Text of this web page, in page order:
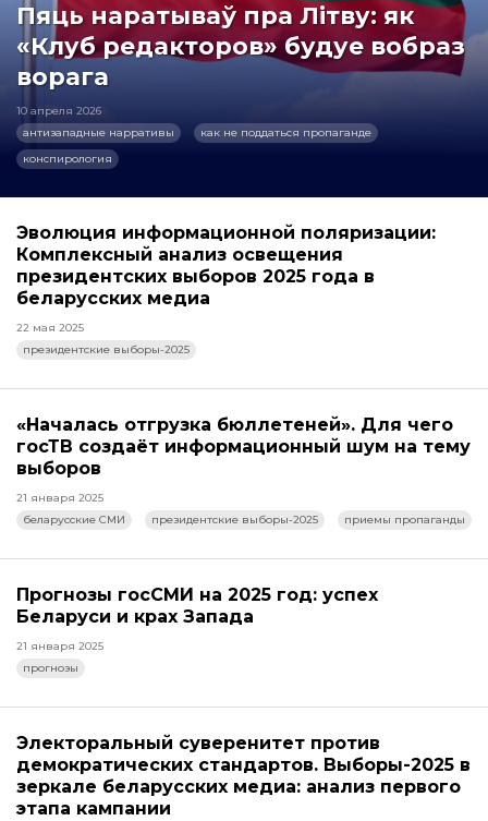
Пяць наратываў пра Літву: як
«Клуб редакторов» будуе вобраз
ворага
10 апреля 2026
антизападные нарративы
как не поддаться пропаганде
конспирология
Эволюция информационной поляризации:
Комплексный анализ освещения
президентских выборов 2025 года в
беларусских медиа
22 мая 2025
президентские выборы-2025
«Началась отгрузка бюллетеней». Для чего
госТВ создаёт информационный шум на тему
выборов
21 января 2025
беларусские СМИ
президентские выборы-2025 приемы пропаганды
Прогнозы госСМИ на 2025 год: успех
Беларуси и крах Запада
21 января 2025
прогнозы
Электоральный суверенитет против
демократических стандартов. Выборы-2025 в
зеркале беларусских медиа: анализ первого
этапа кампании